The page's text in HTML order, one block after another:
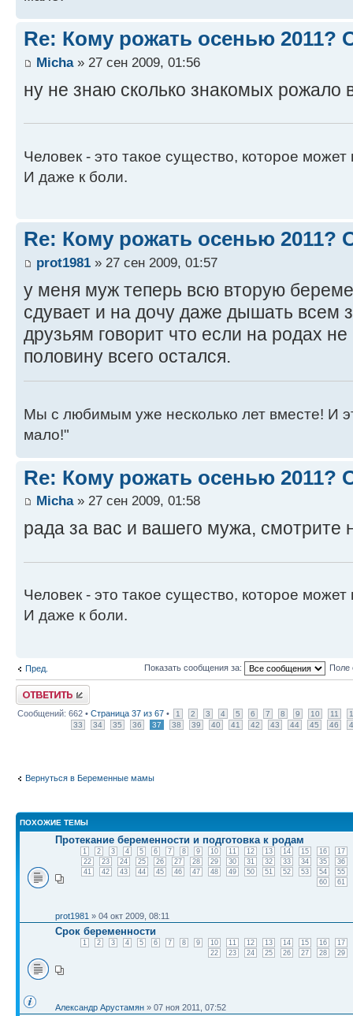
Re: Кому рожать осенью 2011?
Micha» 27 сен 2009, 01:56
ну не знаю сколько знакомых рожало
Человек - это такое существо, которое
И даже к боли.
Re: Кому рожать осенью 2011?
prot1981 » 27 сен 2009, 01:57
у меня муж теперь всю вторую
сдувает и на дочу даже дышать всем
друзьям говорит что если на родах
половину всего остался.
Мы с любимым уже несколько лет вместе! И
мало!"
Re: Кому рожать осенью 2011?
Micha» 27 сен 2009, 01:58
рада за вас и вашего мужа, смотрите
Человек - это такое существо, которое
И даже к боли.
Пред. Показать сообщения за: Поле
Ответить
Сообщений: 662 • Страница 37 из 67 • 1 2 3 4 5 6 7 8 9 10 11
33
34 35 36 37 38 39 40 41 42 43 44 45 46
Вернуться в Беременные мамы
ПОХОЖИЕ ТЕМЫ
Протекание беременности и подготовка к родам
1 2 3 4 5 6 7 8 9 10 11 12 13 14 15 16
17
22
23 24 25 26 27 28 29 30 31 32 33 34 35
36
41
42 43 44 45 46 47 48 49 50 51 52 53 54
55
60
61
prot1981 » 04 окт 2009, 08:11
Срок беременности
1 2 3 4 5 6 7 8 9 10 11 12 13 14 15 16
17
22
23 24 25 26 27 28 29
Александр Арустамян » 07 ноя 2011, 07:52